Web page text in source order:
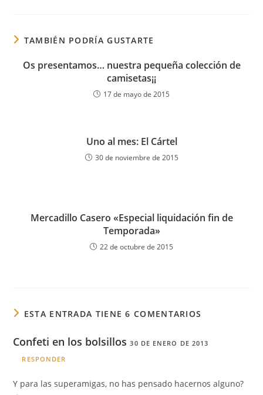
TAMBIÉN PODRÍA GUSTARTE
Os presentamos… nuestra pequeña colección de
camisetas¡¡
17 de mayo de 2015
Uno al mes: El Cártel
30 de noviembre de 2015
Mercadillo Casero «Especial liquidación fin de
Temporada»
22 de octubre de 2015
ESTA ENTRADA TIENE 6 COMENTARIOS
Confeti en los bolsillos 30 DE ENERO DE 2013
RESPONDER
Y para las superamigas, no has pensado hacernos alguno?